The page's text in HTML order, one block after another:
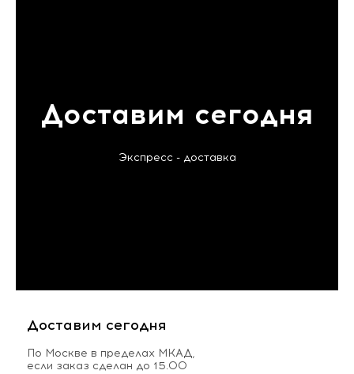
Доставим сегодня
Экспресс - доставка
Доставим сегодня
По Москве в пределах МКАД,
если заказ сделан до 15.00